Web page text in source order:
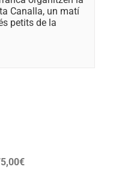
Canalla, un matí
petits de la
€